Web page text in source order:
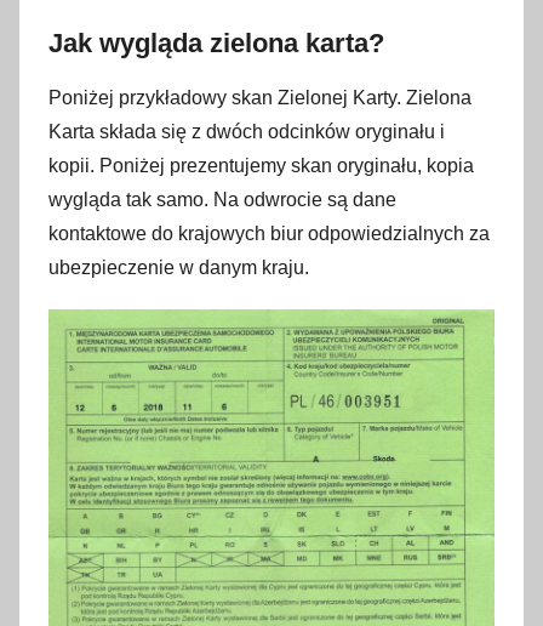
Jak wygląda zielona karta?
Poniżej przykładowy skan Zielonej Karty. Zielona
Karta składa się z dwóch odcinków oryginału i
kopii. Poniżej prezentujemy skan oryginału, kopia
wygląda tak samo. Na odwrocie są dane
kontaktowe do krajowych biur odpowiedzialnych za
ubezpieczenie w danym kraju.